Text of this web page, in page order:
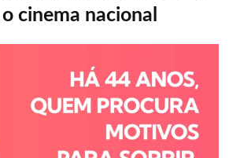
cinema nacional